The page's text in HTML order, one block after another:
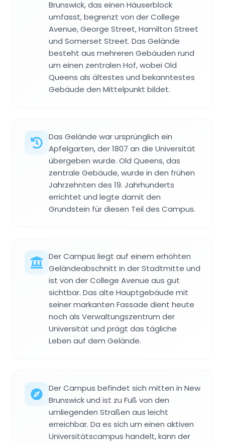
Brunswick, das einen Häuserblock
umfasst, begrenzt von der College
Avenue, George Street, Hamilton Street
und Somerset Street. Das Gelände
besteht aus mehreren Gebäuden rund
um einen zentralen Hof, wobei Old
Queens als ältestes und bekanntestes
Gebäude den Mittelpunkt bildet.
Das Gelände war ursprünglich ein
Apfelgarten, der 1807 an die Universität
übergeben wurde. Old Queens, das
zentrale Gebäude, wurde in den frühen
Jahrzehnten des 19. Jahrhunderts
errichtet und legte damit den
Grundstein für diesen Teil des Campus.
Der Campus liegt auf einem erhöhten
Geländeabschnitt in der Stadtmitte und
ist von der College Avenue aus gut
sichtbar. Das alte Hauptgebäude mit
seiner markanten Fassade dient heute
noch als Verwaltungszentrum der
Universität und prägt das tägliche
Leben auf dem Gelände.
Der Campus befindet sich mitten in New
Brunswick und ist zu Fuß von den
umliegenden Straßen aus leicht
erreichbar. Da es sich um einen aktiven
Universitätscampus handelt, kann der